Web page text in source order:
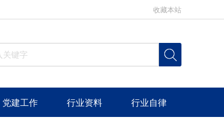
收藏本站
党建工作 行业资料 行业自律